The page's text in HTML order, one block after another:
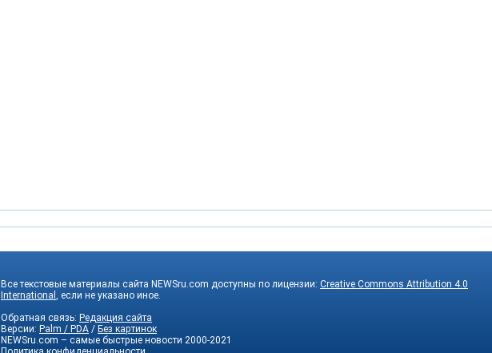
Все текстовые материалы сайта NEWSru.com доступны по лицензии: Creative Commons Attribution 4.0
International , если не указано иное.
Обратная связь: Редакция сайта
Версии: Palm / PDA / Без картинок
NEWSru.com – самые быстрые новости 2000-2021